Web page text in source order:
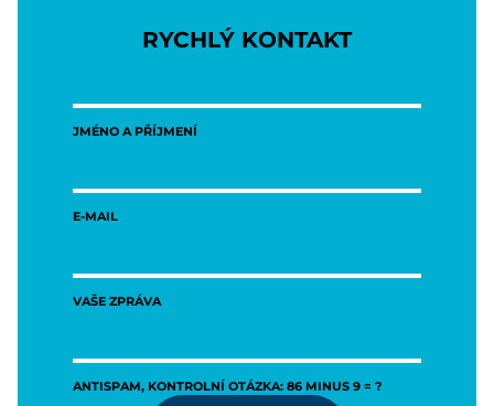
RYCHLÝ KONTAKT
JMÉNO A PŘÍJMENÍ
E-MAIL
VAŠE ZPRÁVA
ANTISPAM, KONTROLNÍ OTÁZKA: 86 MINUS 9 = ?